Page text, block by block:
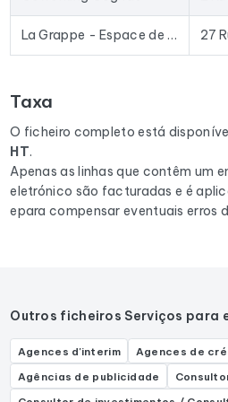
Excel permite a importação direta
ferramentas de prospeção e
existentes no mercado.
na região Nouvelle-Aquitaine
seguintes actividades: Espace de
La Grappe - Espace de travail partagé 27
Taxa
O ficheiro completo está
HT.
Apenas as linhas que contêm um
eletrónico são facturadas e é
epara compensar eventuais erros
Outros ficheiros Serviços para
Agences d'interim
Agences de
Agências de publicidade